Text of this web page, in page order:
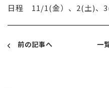
日程 11/1(金）、2(土)、3(
前の記事へ 一